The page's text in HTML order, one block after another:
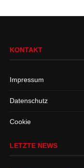
KONTAKT
Impressum
Datenschutz
Cookie
LETZTE NEWS